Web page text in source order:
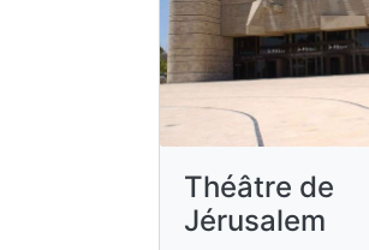
Théâtre de
Jérusalem